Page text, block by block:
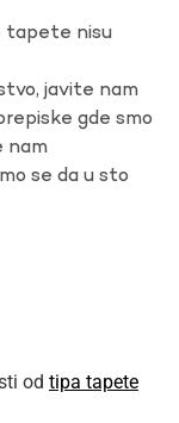
tapete nisu
javite nam
gde smo
nam
se da u sto
od tipa tapete